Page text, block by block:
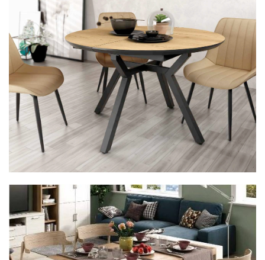
Mesa 38BOCANM